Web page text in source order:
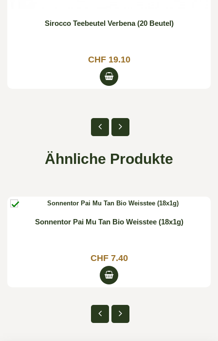
Sirocco Teebeutel Verbena (20 Beutel)
CHF 19.10
Ähnliche Produkte

Sonnentor Pai Mu Tan Bio Weisstee (18x1g)
CHF 7.40